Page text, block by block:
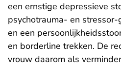
een ernstige depressieve
psychotrauma- en
en een
en borderline trekken. De
vrouw daarom als